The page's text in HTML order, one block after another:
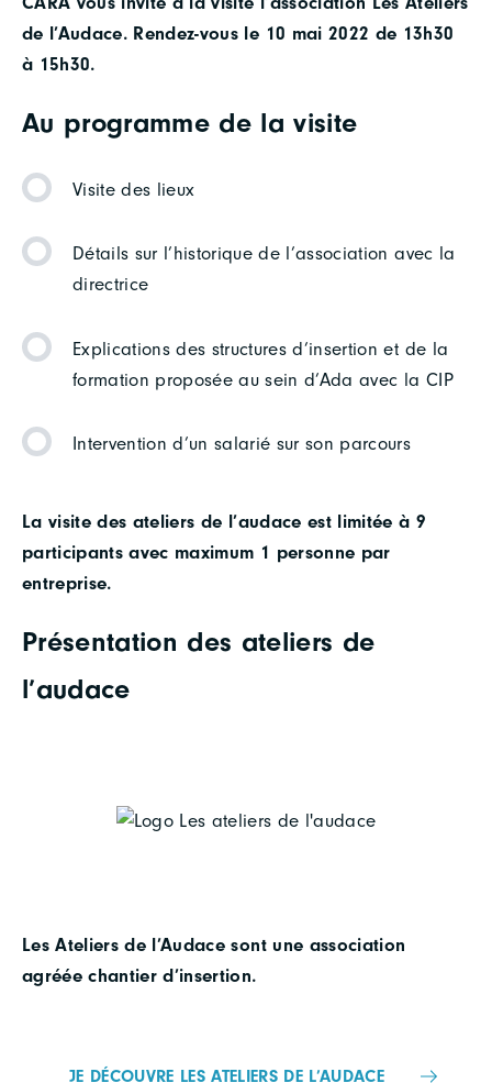
de l’Audace. Rendez-vous le 10 mai 2022 de 13h30
à 15h30.
Au programme de la visite
Visite des lieux
Détails sur l’historique de l’association avec la
directrice
Explications des structures d’insertion et de la
formation proposée au sein d’Ada avec la CIP
Intervention d’un salarié sur son parcours
La visite des ateliers de l’audace est limitée à 9
participants avec maximum 1 personne par
entreprise.
Présentation des ateliers de
l’audace
Les Ateliers de l’Audace sont une association
agréée chantier d’insertion.
JE DÉCOUVRE LES ATELIERS DE L’AUDACE